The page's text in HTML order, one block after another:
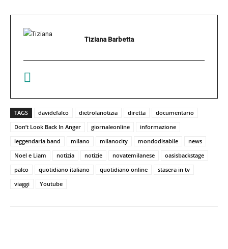
Tiziana Barbetta
TAGS davidefalco dietrolanotizia diretta
documentario
Don’t Look Back In Anger
giornaleonline
informazione
leggendaria band
milano milanocity mondodisabile
news
Noel e Liam
notizia notizie novatemilanese
oasisbackstage
palco
quotidiano italiano quotidiano online
stasera in tv
viaggi
Youtube